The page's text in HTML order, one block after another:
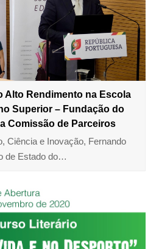
Alto Rendimento na Escola
Superior – Fundação do
Comissão de Parceiros
Ciência e Inovação, Fernando
de Estado do…